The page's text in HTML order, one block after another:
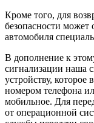
Кроме того, для
безопасности может
автомобиля
В дополнение к
сигнализации наша
устройству, которое
номером телефона
мобильное. Для
от операционной